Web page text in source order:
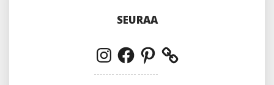
SEURAA
InstagramFacebookPinterest